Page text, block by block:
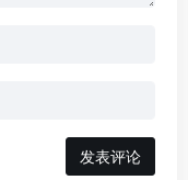
发表评论